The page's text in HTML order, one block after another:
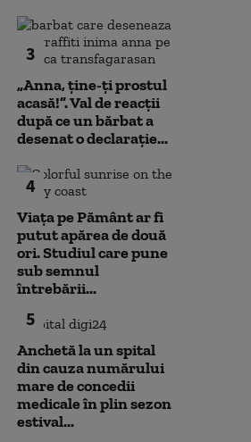
la explozia din
Oamenii încă
să intre în locuințe.
Ciprian Ciucu:
o expertiză”
Imagini
la spital o
legume
3
„Anna, ţine-ţi prostul
acasă!”. Val de reacții
după ce un bărbat a
desenat o declarație...
4
Viața pe Pământ ar fi
putut apărea de două
ori. Studiul care pune
sub semnul
întrebării...
5
Anchetă la un spital
din cauza numărului
mare de concedii
medicale în plin sezon
estival...